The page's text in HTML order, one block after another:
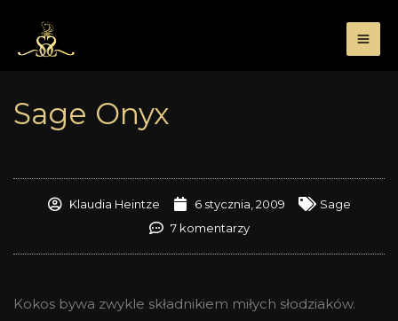
treści
Sage Onyx
Klaudia Heintze 6 stycznia, 2009
Sage
7 komentarzy
Kokos bywa zwykle składnikiem miłych słodziaków.